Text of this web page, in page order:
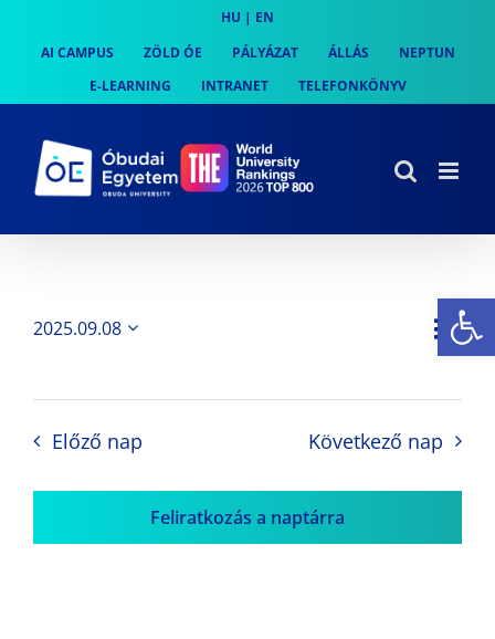
content
HU | EN
AI CAMPUS
ZÖLD ÓE PÁLYÁZAT ÁLLÁS
NEPTUN
E-LEARNING
INTRANET TELEFONKÖNYV
Nap
2025.09.08
Előző nap Következő nap
Feliratkozás a naptárra